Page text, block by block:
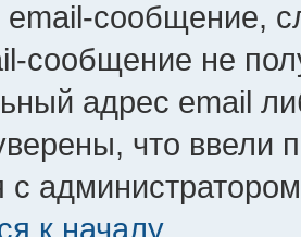
email-сообщение,
сообщение не
адрес email
что ввели
с
к началу